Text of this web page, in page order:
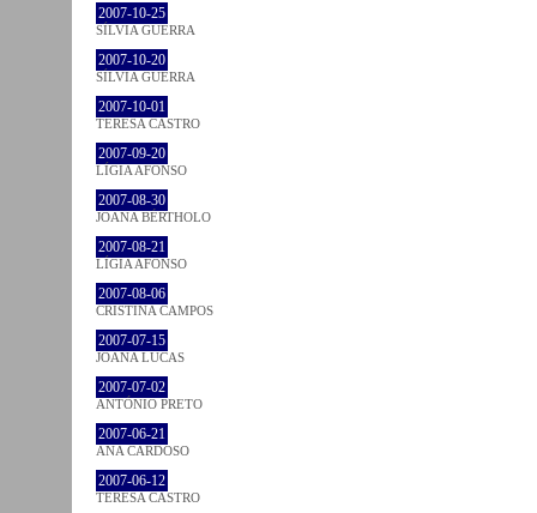
2007-10-25
SÍLVIA GUERRA
2007-10-20
SÍLVIA GUERRA
2007-10-01
TERESA CASTRO
2007-09-20
LÍGIA AFONSO
2007-08-30
JOANA BÉRTHOLO
2007-08-21
LÍGIA AFONSO
2007-08-06
CRISTINA CAMPOS
2007-07-15
JOANA LUCAS
2007-07-02
ANTÓNIO PRETO
2007-06-21
ANA CARDOSO
2007-06-12
TERESA CASTRO